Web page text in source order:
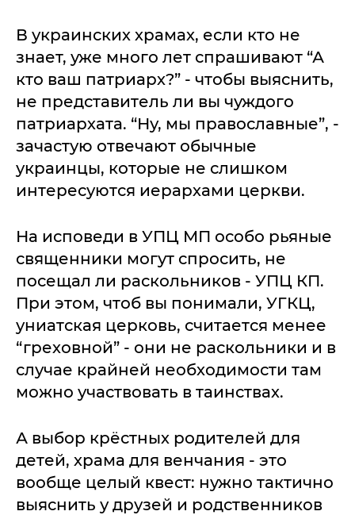
В украинских храмах, если кто не
знает, уже много лет спрашивают “А
кто ваш патриарх?” - чтобы выяснить,
не представитель ли вы чуждого
патриархата. “Ну, мы православные”, -
зачастую отвечают обычные
украинцы, которые не слишком
интересуются иерархами церкви.
На исповеди в УПЦ МП особо рьяные
священники могут спросить, не
посещал ли раскольников - УПЦ КП.
При этом, чтоб вы понимали, УГКЦ,
униатская церковь, считается менее
“греховной” - они не раскольники и в
случае крайней необходимости там
можно участвовать в таинствах.
А выбор крёстных родителей для
детей, храма для венчания - это
вообще целый квест: нужно тактично
выяснить у друзей и родственников